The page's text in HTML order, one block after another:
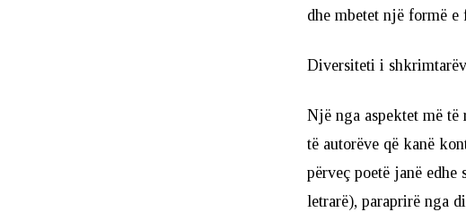
dhe mbetet një formë
Diversiteti i
Një nga aspektet më
të autorëve që kanë
përveç poetë janë
letrarë), paraprirë nga